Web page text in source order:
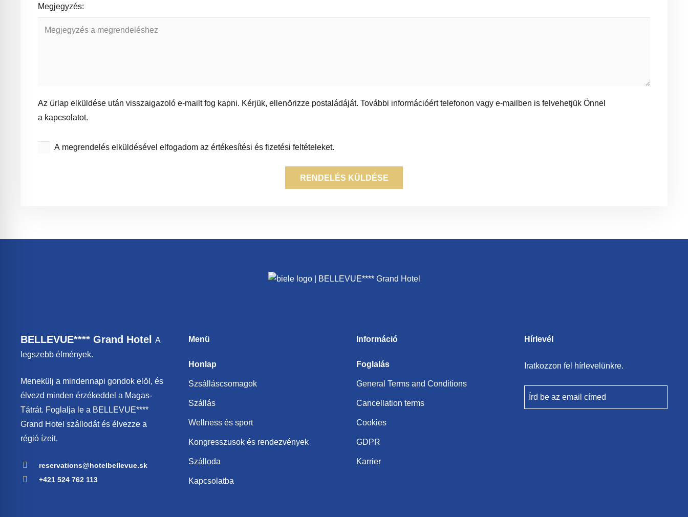
Megjegyzés:
Az űrlap elküldése után visszaigazoló e-mailt fog kapni. Kérjük, ellenőrizze postaládáját. További információért telefonon vagy e-mailben is felvehetjük Önnel
a kapcsolatot.
A megrendelés elküldésével elfogadom az értékesítési és fizetési feltételeket.
BELLEVUE**** Grand Hotel
A
legszebb élmények.
Menekülj a mindennapi gondok elől, és
élvezd minden érzékeddel a Magas-
Tátrát. Foglalja le a BELLEVUE****
Grand Hotel szállodát és élvezze a
régió ízeit.
reservations@hotelbellevue.sk
+421 524 762 113
Menü
Honlap
Szsálláscsomagok
Szállás
Wellness és sport
Kongresszusok és rendezvények
Szálloda
Kapcsolatba
Információ
Foglalás
General Terms and Conditions
Cancellation terms
Cookies
GDPR
Karrier
Hírlevél
Iratkozzon fel hírlevelünkre.
Írd be az email címed